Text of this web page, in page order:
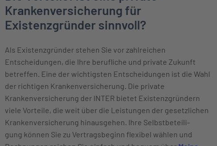
Krankenversicherung für
Existenzgründer sinnvoll?
Als Existenzgründer stehen Sie vor zahlreichen
Entscheidungen, die Ihre berufliche und private Zukunft
betreffen. Eine der wichtigsten Entscheidungen ist die Wahl
der richtigen Krankenversicherung. Die private
Krankenversicherung der INTER bietet Existenzgründern
viele Vorteile, die weit über die Leistungen der gesetzlichen
Krankenversicherung hinausgehen. Ihre Selbst­beteili­
gung können Sie zu Vertrags­beginn flexibel wählen und